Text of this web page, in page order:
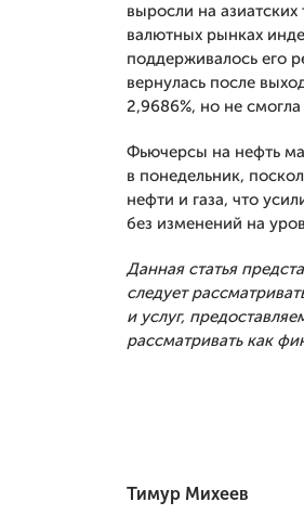
выросли на
валютных рынках
поддерживалось его
вернулась после
2,9686%, но не
Фьючерсы на нефть
в понедельник,
нефти и газа, что
без изменений на
Данная статья
следует
и услуг,
рассматривать как
Тимур Михеев